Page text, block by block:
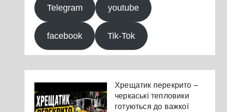
Telegram youtube
facebook Tik-Tok
Хрещатик перекрито –
черкаські тепловики
готуються до важкої